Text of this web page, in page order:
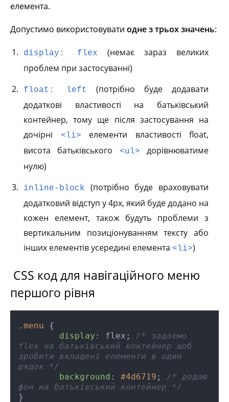
елемента.
Допустимо використовувати одне з трьох значень:
display: flex
(немає зараз великих
проблем при застосуванні)
float: left
(потрібно буде додавати
додаткові властивості на батьківський
контейнер, тому ще після застосування на
дочірні
<li>
елементи властивості float,
висота батьківського
<ul>
дорівнюватиме
нулю)
inline-block
(потрібно буде враховувати
додатковий відступ у 4px, який буде додано на
кожен елемент, також будуть проблеми з
вертикальним позиціонуванням тексту або
інших елементів усередині елемента <li>)
СSS код для навігаційного меню
першого рівня
.menu {
display : flex; /* задаємо
flex на батьківський контейнер щоб
зробити вкладені елементи в один
рядок */
background : #4d6719 ; /* додаю
фон на батьківський контейнер */